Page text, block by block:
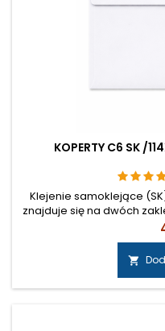
KOPERTY C6 SK /
Klejenie samoklejące
znajduje się na dwóch
klapie otworowej i
dzięki zetknięciu obu
szczególnie łatwa i
klejenia - w zależności
